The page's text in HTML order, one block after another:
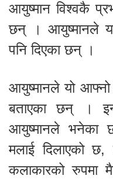
आयुष्मान विश्वकै
छन् । आयुष्मानले
पनि दिएका छन् ।
आयुष्मानले यो आफ्नो
बताएका छन् ।
आयुष्मानले भनेका
मलाई दिलाएको
कलाकारको रुपमा